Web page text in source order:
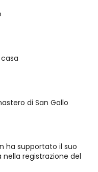
di San Gallo
ha supportato il suo
registrazione del